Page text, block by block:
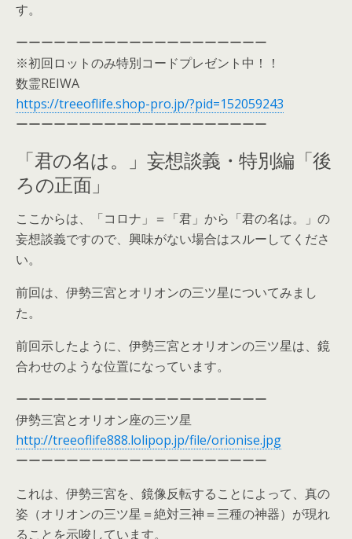
す。
ーーーーーーーーーーーーーーーーーーーー
※初回ロットのみ特別コードプレゼント中！！
数霊REIWA
https://treeoflife.shop-pro.jp/?pid=152059243
ーーーーーーーーーーーーーーーーーーーー
「君の名は。」妄想談義・特別編「後
ろの正面」
ここからは、「コロナ」＝「君」から「君の名は。」の
妄想談義ですので、興味がない場合はスルーしてくださ
い。
前回は、伊勢三宮とオリオンの三ツ星についてみまし
た。
前回示したように、伊勢三宮とオリオンの三ツ星は、鏡
合わせのような位置になっています。
ーーーーーーーーーーーーーーーーーーーー
伊勢三宮とオリオン座の三ツ星
http://treeoflife888.lolipop.jp/file/orionise.jpg
ーーーーーーーーーーーーーーーーーーーー
これは、伊勢三宮を、鏡像反転することによって、真の
姿（オリオンの三ツ星＝絶対三神＝三種の神器）が現れ
ることを示唆しています。